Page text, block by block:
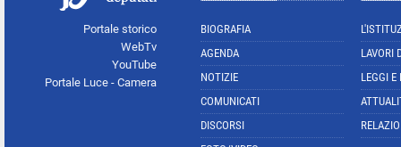
Portale storico
WebTv
YouTube
Portale Luce - Camera
BIOGRAFIA
AGENDA
NOTIZIE
COMUNICATI
DISCORSI
LAVORI
LEGGI E